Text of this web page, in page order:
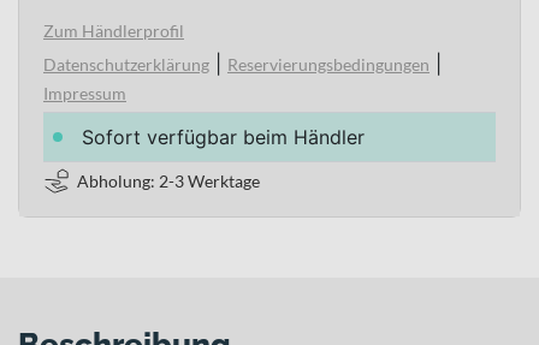
Zum Händlerprofil
Datenschutzerklärung
Reservierungsbedingungen
Impressum
Sofort verfügbar beim Händler
Abholung: 2-3 Werktage